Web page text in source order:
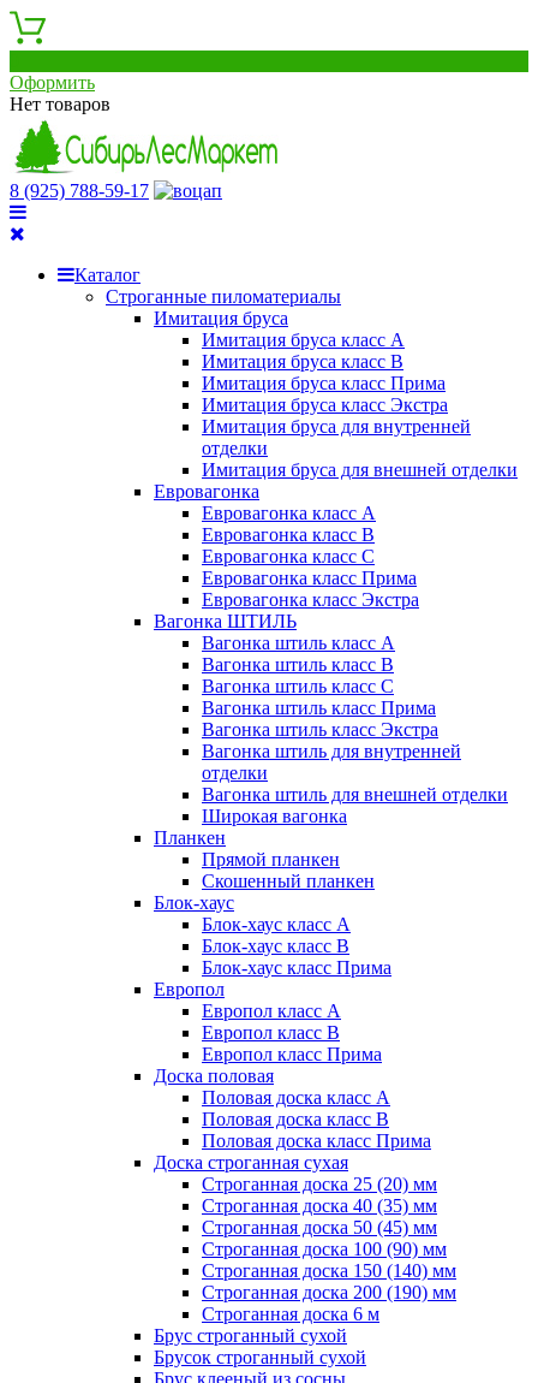
Оформить
Нет товаров
8 (925) 788-59-17
Каталог
Строганные пиломатериалы
Имитация бруса
Имитация бруса класс А
Имитация бруса класс B
Имитация бруса класс Прима
Имитация бруса класс Экстра
Имитация бруса для внутренней
отделки
Имитация бруса для внешней отделки
Евровагонка
Евровагонка класс А
Евровагонка класс B
Евровагонка класс C
Евровагонка класс Прима
Евровагонка класс Экстра
Вагонка ШТИЛЬ
Вагонка штиль класс А
Вагонка штиль класс B
Вагонка штиль класс C
Вагонка штиль класс Прима
Вагонка штиль класс Экстра
Вагонка штиль для внутренней
отделки
Вагонка штиль для внешней отделки
Широкая вагонка
Планкен
Прямой планкен
Скошенный планкен
Блок-хаус
Блок-хаус класс А
Блок-хаус класс B
Блок-хаус класс Прима
Европол
Европол класс А
Европол класс B
Европол класс Прима
Доска половая
Половая доска класс А
Половая доска класс B
Половая доска класс Прима
Доска строганная сухая
Строганная доска 25 (20) мм
Строганная доска 40 (35) мм
Строганная доска 50 (45) мм
Строганная доска 100 (90) мм
Строганная доска 150 (140) мм
Строганная доска 200 (190) мм
Строганная доска 6 м
Брус строганный сухой
Брусок строганный сухой
Брус клееный из сосны